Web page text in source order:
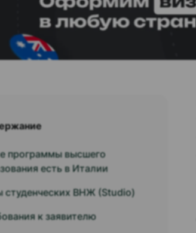
программы высшего
есть в Италии
студенческих ВНЖ (Studio)
к заявителю